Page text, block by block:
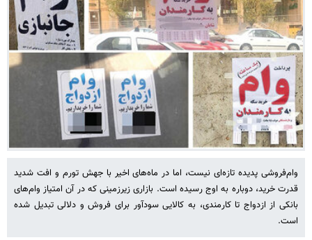
وام‌فروشی پدیده تازه‌ای نیست، اما در ماه‌های اخیر با جهش تورم و افت شدید
قدرت خرید، دوباره به اوج رسیده است. بازاری زیرزمینی که در آن امتیاز وام‌های
بانکی از ازدواج تا کارمندی، به کالایی سودآور برای فروش و دلالی تبدیل شده
است.